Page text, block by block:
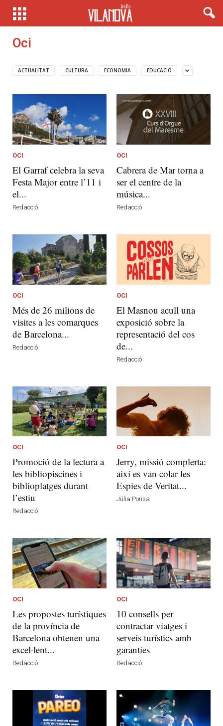
Oci
ACTUALITAT CULTURA ECONOMIA EDUCACIÓ
OCI
El Garraf celebra la seva
Festa Major entre l’11 i
el...
Redacció
OCI
Cabrera de Mar torna a
ser el centre de la
música...
Redacció
OCI
Més de 26 milions de
visites a les comarques
de Barcelona...
Redacció
OCI
El Masnou acull una
exposició sobre la
representació del cos
de...
Redacció
OCI
Promoció de la lectura a
les bibliopiscines i
biblioplatges durant
l’estiu
Redacció
OCI
Jerry, missió complerta:
així es van colar les
Espies de Veritat...
Júlia Ponsa
OCI
Les propostes turístiques
de la província de
Barcelona obtenen una
excel·lent...
Redacció
OCI
10 consells per
contractar viatges i
serveis turístics amb
garanties
Redacció